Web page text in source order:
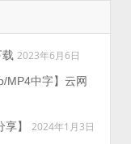
2023年6月6日
MP4中字】云网
】
2024年1月3日